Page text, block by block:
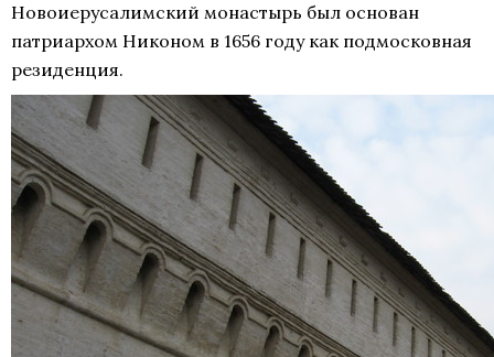
Новоиерусалимский монастырь был основан
патриархом Никоном в 1656 году как подмосковная
резиденция.